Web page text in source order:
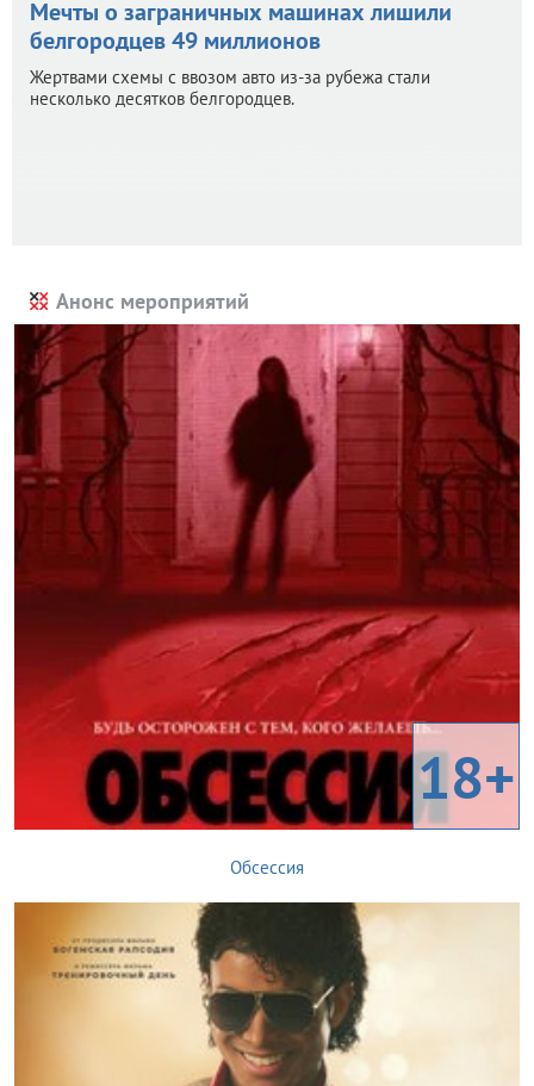
Мечты о заграничных машинах лишили
белгородцев 49 миллионов
Жертвами схемы с ввозом авто из-за рубежа стали
несколько десятков белгородцев.
Анонс мероприятий
18+
Обсессия